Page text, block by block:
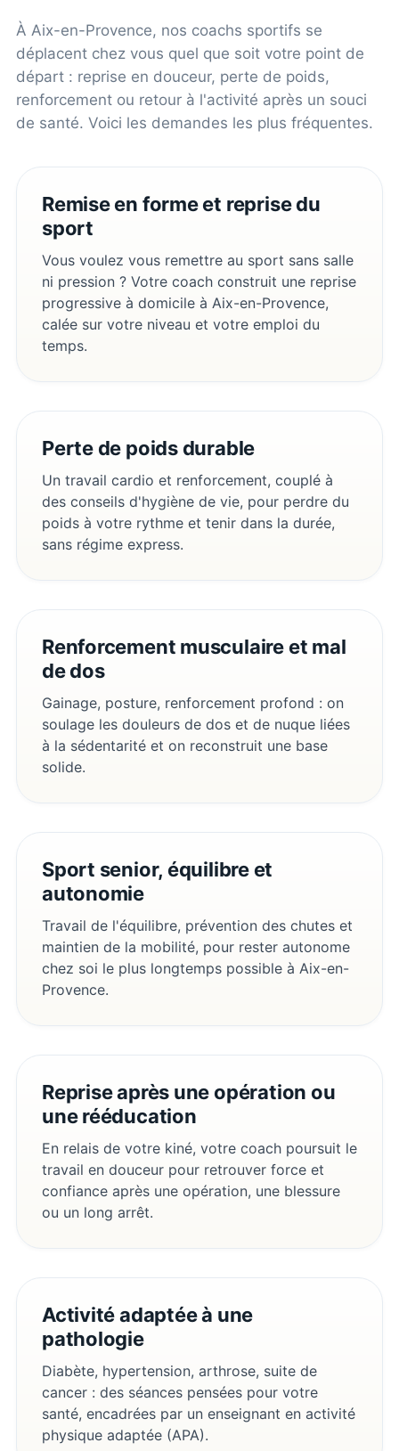
À Aix-en-Provence, nos coachs sportifs se
déplacent chez vous quel que soit votre point de
départ : reprise en douceur, perte de poids,
renforcement ou retour à l'activité après un souci
de santé. Voici les demandes les plus fréquentes.
Remise en forme et reprise du
sport
Vous voulez vous remettre au sport sans salle
ni pression ? Votre coach construit une reprise
progressive à domicile à Aix-en-Provence,
calée sur votre niveau et votre emploi du
temps.
Perte de poids durable
Un travail cardio et renforcement, couplé à
des conseils d'hygiène de vie, pour perdre du
poids à votre rythme et tenir dans la durée,
sans régime express.
Renforcement musculaire et mal
de dos
Gainage, posture, renforcement profond : on
soulage les douleurs de dos et de nuque liées
à la sédentarité et on reconstruit une base
solide.
Sport senior, équilibre et
autonomie
Travail de l'équilibre, prévention des chutes et
maintien de la mobilité, pour rester autonome
chez soi le plus longtemps possible à Aix-en-
Provence.
Reprise après une opération ou
une rééducation
En relais de votre kiné, votre coach poursuit le
travail en douceur pour retrouver force et
confiance après une opération, une blessure
ou un long arrêt.
Activité adaptée à une
pathologie
Diabète, hypertension, arthrose, suite de
cancer : des séances pensées pour votre
santé, encadrées par un enseignant en activité
physique adaptée (APA).